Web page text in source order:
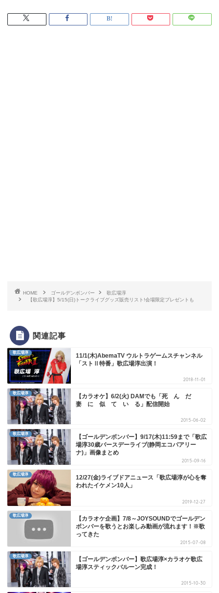
HOME ゴールデンボンバー
歌広場淳
【歌広場淳】5/15(日)トークライブグッズ販売リスト!会場限定プレゼントも
関連記事
歌広場淳
11/1(木)AbemaTV ウルトラゲームスチャンネル
「ストⅡ特番」歌広場淳出演！
2018-11-01
歌広場淳
【カラオケ】6/2(火) DAMでも「死 ん だ
妻 に 似 て い る」配信開始
2015-06-02
歌広場淳
【ゴールデンボンバー】9/17(木)11:59まで「歌広
場淳30歳バースデーライブ(静岡エコパアリー
ナ)」画像まとめ
2015-09-16
歌広場淳
12/27(金)ライブドアニュース「歌広場淳が心を奪
われたイケメン10人」
2019-12-27
歌広場淳
【カラオケ企画】7/8～JOYSOUNDでゴールデン
ボンバーを歌うとお楽しみ動画が流れます！※歌
ってきた
2015-07-08
歌広場淳
【ゴールデンボンバー】歌広場淳×カラオケ歌広
場淳スティックバルーン完成！
2015-10-30